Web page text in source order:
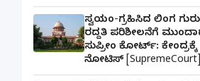
ಸ್ವಯಂ-ಗ್ರಹಿಸಿದ ಲಿಂಗ
ರದ್ದತಿ ಪರಿಶೀಲನೆಗೆ
ಸುಪ್ರೀಂ ಕೋರ್ಟ್: ಕೇಂದ್ರಕ್ಕೆ
ನೋಟಿಸ್ [SupremeCourt]